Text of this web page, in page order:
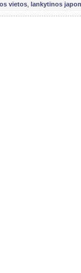
vietos lankytinos